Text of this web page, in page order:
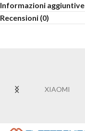
Informazioni aggiuntive
Recensioni (0)
XIAOMI